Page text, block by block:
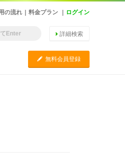
の流れ 料金プラン ログイン
詳細検索
C 無料会員登録